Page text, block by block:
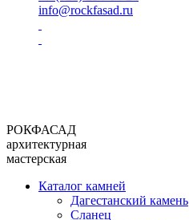
info@rockfasad.ru
РОКФАСАД
архитектурная
мастерская
Каталог камней
Дагестанский камень
Сланец